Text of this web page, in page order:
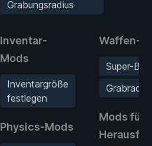
Grabungsradius
Inventar-
Mods
Inventargröße
festlegen
Physics-Mods
Waffen-
Super-
Mods für